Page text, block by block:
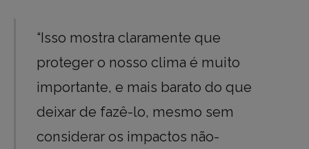
“Isso mostra claramente que
proteger o nosso clima é muito
importante, e mais barato do que
deixar de fazê-lo, mesmo sem
considerar os impactos não-